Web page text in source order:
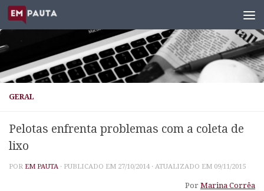
Skip to content
GERAL
Pelotas enfrenta problemas com a coleta de
lixo
POR EM PAUTA · PUBLICADO EM 27/10/2014 · ATUALIZADO EM 09/11/2015
Por Marina Corrêa